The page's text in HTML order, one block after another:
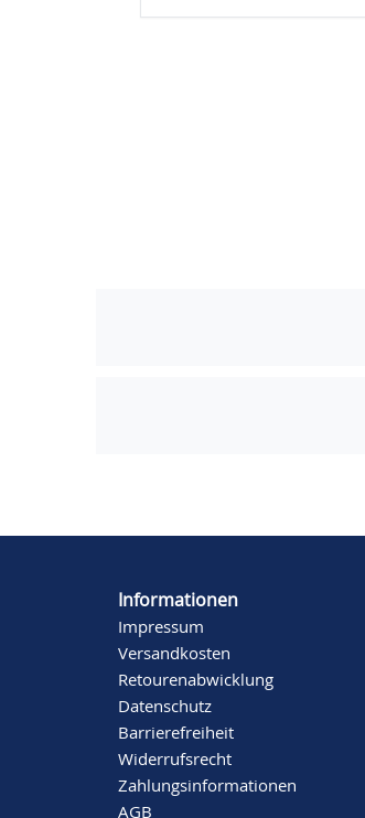
Informationen
Impressum
Versandkosten
Retourenabwicklung
Datenschutz
Barrierefreiheit
Widerrufsrecht
Zahlungsinformationen
AGB